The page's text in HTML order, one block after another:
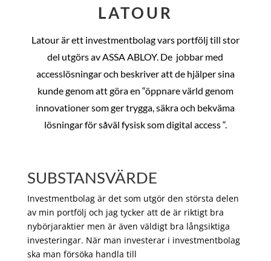
LATOUR
Latour är ett investmentbolag vars portfölj till stor
del utgörs av ASSA ABLOY. De jobbar med
accesslösningar och beskriver att de hjälper sina
kunde genom att göra en “öppnare värld genom
innovationer som ger trygga, säkra och bekväma
lösningar för såväl fysisk som digital access “.
SUBSTANSVÄRDE
Investmentbolag är det som utgör den största delen
av min portfölj och jag tycker att de är riktigt bra
nybörjaraktier men är även väldigt bra långsiktiga
investeringar. När man investerar i investmentbolag
ska man försöka handla till